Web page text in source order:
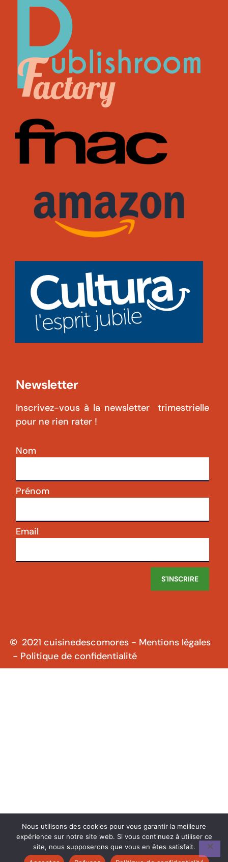
Newsletter
Inscrivez-vous à la newsletter trimestrielle
pour ne rien rater !
Nom
Prénom
Email
S'INSCRIRE
2021 cuisinedescomores - Mentions légales
- Politique de confidentialité
Nous utilisons des cookies pour vous garantir la meilleure
expérience sur notre site web. Si vous continuez à utiliser ce
site, nous supposerons que vous en êtes satisfait.